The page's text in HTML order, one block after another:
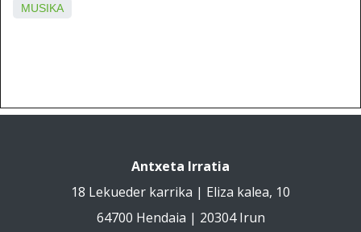
MUSIKA
Antxeta Irratia
18 Lekueder karrika | Eliza kalea, 10
64700 Hendaia | 20304 Irun